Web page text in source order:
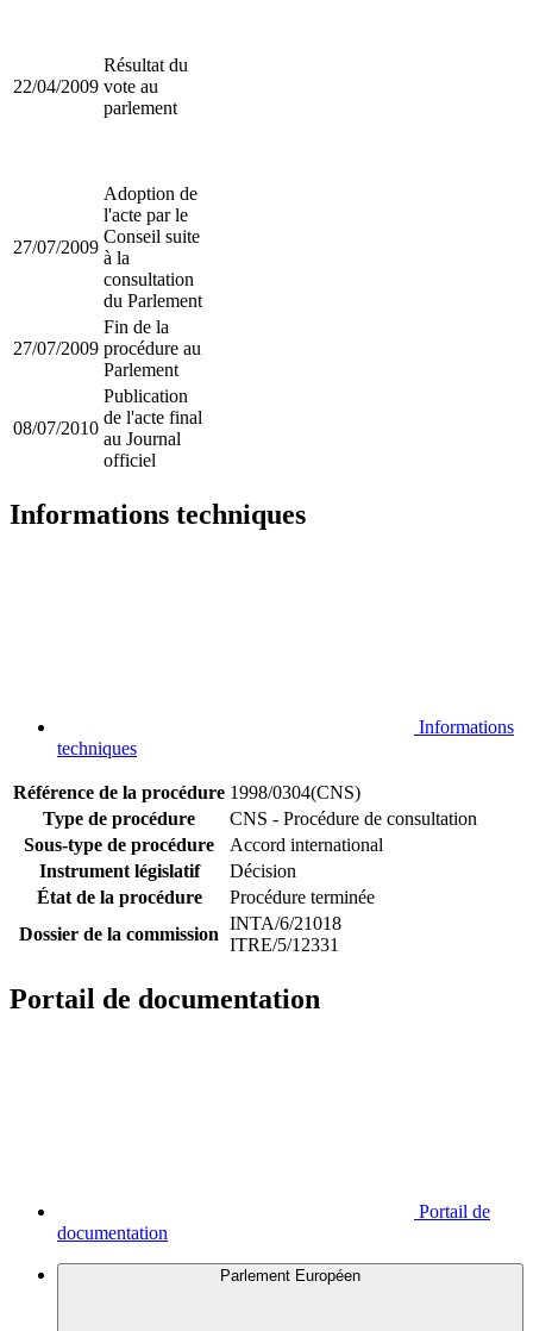
22/04/2009
Résultat du
vote au
parlement
27/07/2009
Adoption de
l'acte par le
Conseil suite
à la
consultation
du Parlement
27/07/2009
Fin de la
procédure au
Parlement
08/07/2010
Publication
de l'acte final
au Journal
officiel
Informations techniques
Informations
techniques
Référence de la procédure 1998/0304(CNS)
Type de procédure
CNS - Procédure de consultation
Sous-type de procédure
Accord international
Instrument législatif
Décision
État de la procédure
Procédure terminée
Dossier de la commission
INTA/6/21018
ITRE/5/12331
Portail de documentation
Portail de
documentation
Parlement Européen